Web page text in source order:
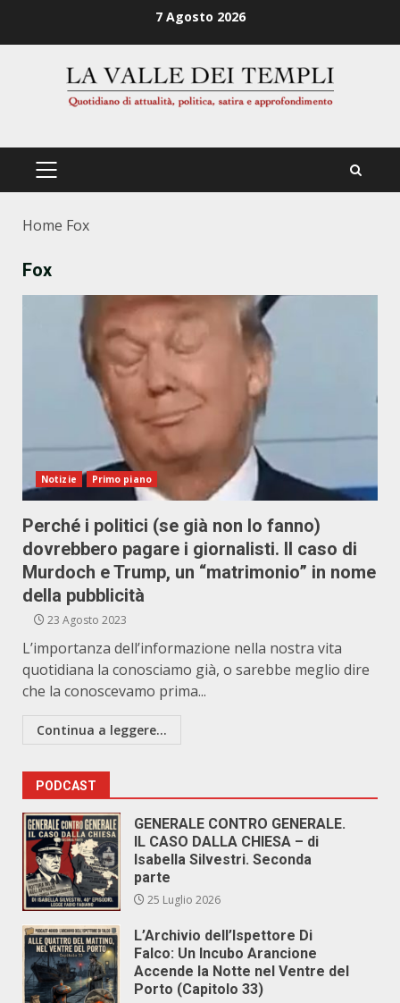
7 Agosto 2026
PRIMÄRES
Home Fox
Fox
Notizie Primo piano
Perché i politici (se già non lo fanno)
dovrebbero pagare i giornalisti. Il caso di
Murdoch e Trump, un “matrimonio” in nome
della pubblicità
23 Agosto 2023
L’importanza dell’informazione nella nostra vita
quotidiana la conosciamo già, o sarebbe meglio dire
che la conoscevamo prima...
Continua a leggere...
PODCAST
GENERALE CONTRO GENERALE.
IL CASO DALLA CHIESA – di
Isabella Silvestri. Seconda
parte
25 Luglio 2026
L’Archivio dell’Ispettore Di
Falco: Un Incubo Arancione
Accende la Notte nel Ventre del
Porto (Capitolo 33)